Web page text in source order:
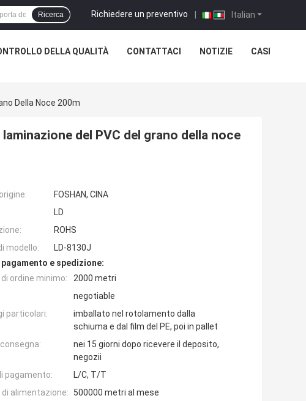
Italian
Richiedere un preventivo |
Ricerca
DELLA QUALITÀ CONTATTACI NOTIZIE CASI
Della Noce 200m
del PVC del grano della noce
FOSHAN, CINA
LD
ROHS
modello:
LD-8130J
e spedizione:
ordine minimo:
2000 metri
negotiable
particolari:
imballato nel rotolamento dalla
schiuma e dal film del PE, poi in pallet
nei 15 giorni dopo ricevere il deposito,
negozii
pagamento:
L/C, T/T
alimentazione:
500000 metri al mese